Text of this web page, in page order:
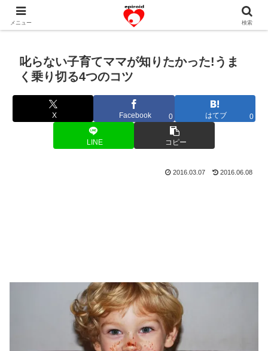
恋愛共感エピソード。あなたのストーリーを変えていく！。
叱らない子育てママが知りたかった!うま
く乗り切る4つのコツ
X Facebook 0 はてブ 0
LINE コピー
2016.03.07 2016.06.08
メニュー 検索